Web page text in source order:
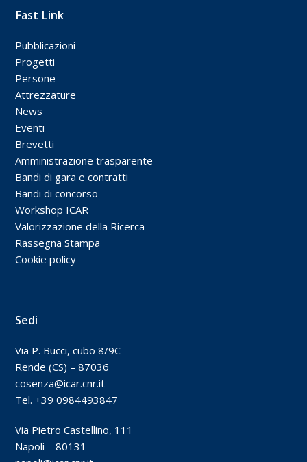
Fast Link
Pubblicazioni
Progetti
Persone
Attrezzature
News
Eventi
Brevetti
Amministrazione trasparente
Bandi di gara e contratti
Bandi di concorso
Workshop ICAR
Valorizzazione della Ricerca
Rassegna Stampa
Cookie policy
Sedi
Via P. Bucci, cubo 8/9C
Rende (CS) – 87036
cosenza@icar.cnr.it
Tel. +39 0984493847
Via Pietro Castellino, 111
Napoli – 80131